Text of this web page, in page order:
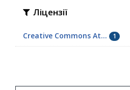
Ліцензії
Creative Commons At... 1